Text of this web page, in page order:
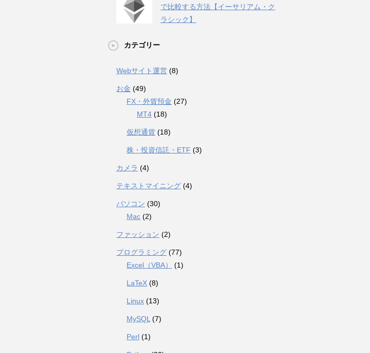
で比較する方法【イーサリアム・ク
ラシック】
カテゴリー
Webサイト運営 (8)
お金 (49)
FX・外貨預金 (27)
MT4 (18)
仮想通貨 (18)
株・投資信託・ETF (3)
カメラ (4)
テキストマイニング (4)
パソコン (30)
Mac (2)
ファッション (2)
プログラミング (77)
Excel（VBA）
(1)
LaTeX (8)
Linux (13)
MySQL (7)
Perl (1)